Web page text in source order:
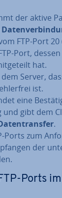
der aktive
FTP-Port
Port,
hat.
Server,
ist.
eine
gibt dem
.
Ports zum
der
Ports